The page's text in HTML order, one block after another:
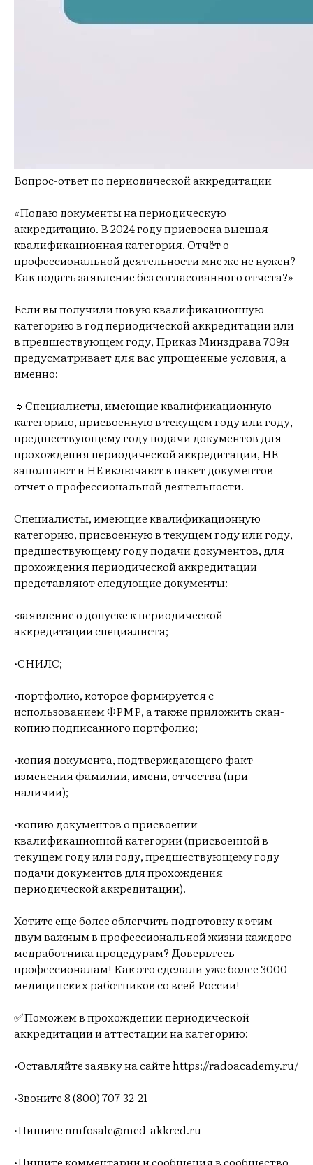
Вопрос-ответ по периодической аккредитации
«Подаю документы на периодическую
аккредитацию. В 2024 году присвоена высшая
квалификационная категория. Отчёт о
профессиональной деятельности мне же не нужен?
Как подать заявление без согласованного отчета?»
Если вы получили новую квалификационную
категорию в год периодической аккредитации или
в предшествующем году, Приказ Минздрава 709н
предусматривает для вас упрощённые условия, а
именно:
🔹Специалисты, имеющие квалификационную
категорию, присвоенную в текущем году или году,
предшествующему году подачи документов для
прохождения периодической аккредитации, НЕ
заполняют и НЕ включают в пакет документов
отчет о профессиональной деятельности.
Специалисты, имеющие квалификационную
категорию, присвоенную в текущем году или году,
предшествующему году подачи документов, для
прохождения периодической аккредитации
представляют следующие документы:
•заявление о допуске к периодической
аккредитации специалиста;
•СНИЛС;
•портфолио, которое формируется с
использованием ФРМР, а также приложить скан-
копию подписанного портфолио;
•копия документа, подтверждающего факт
изменения фамилии, имени, отчества (при
наличии);
•копию документов о присвоении
квалификационной категории (присвоенной в
текущем году или году, предшествующему году
подачи документов для прохождения
периодической аккредитации).
Хотите еще более облегчить подготовку к этим
двум важным в профессиональной жизни каждого
медработника процедурам? Доверьтесь
профессионалам! Как это сделали уже более 3000
медицинских работников со всей России!
✅Поможем в прохождении периодической
аккредитации и аттестации на категорию:
•Оставляйте заявку на сайте https://radoacademy.ru/
•Звоните 8 (800) 707-32-21
•Пишите nmfosale@med-akkred.ru
•Пишите комментарии и сообщения в сообщество